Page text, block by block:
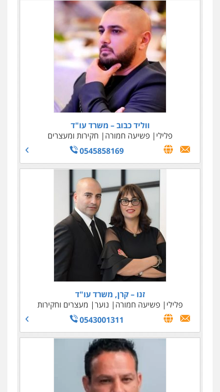
ווליד כבוב – משרד עו"ד
פלילי
פשיעה חמורה
חקירות ומעצרים
0545858169
זנו – קרן, משרד עו"ד
פלילי
פשיעה חמורה נוער
מעצרים וחקירות
0543001311
עו"ד ג'קי סגרון
עורכי דין לענייני אסירים צבאי שחרור ממעצר
- ימים ועד תום הליכים